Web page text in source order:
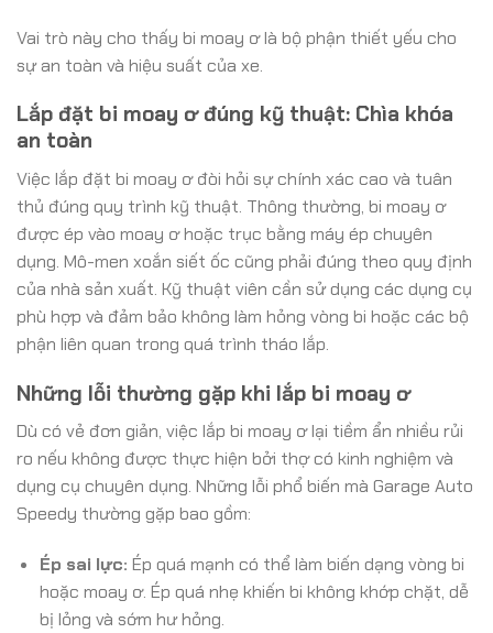
Vai trò này cho thấy bi moay ơ là bộ phận thiết yếu cho
sự an toàn và hiệu suất của xe.
Lắp đặt bi moay ơ đúng kỹ thuật: Chìa khóa
an toàn
Việc lắp đặt bi moay ơ đòi hỏi sự chính xác cao và tuân
thủ đúng quy trình kỹ thuật. Thông thường, bi moay ơ
được ép vào moay ơ hoặc trục bằng máy ép chuyên
dụng. Mô-men xoắn siết ốc cũng phải đúng theo quy định
của nhà sản xuất. Kỹ thuật viên cần sử dụng các dụng cụ
phù hợp và đảm bảo không làm hỏng vòng bi hoặc các bộ
phận liên quan trong quá trình tháo lắp.
Những lỗi thường gặp khi lắp bi moay ơ
Dù có vẻ đơn giản, việc lắp bi moay ơ lại tiềm ẩn nhiều rủi
ro nếu không được thực hiện bởi thợ có kinh nghiệm và
dụng cụ chuyên dụng. Những lỗi phổ biến mà Garage Auto
Speedy thường gặp bao gồm:
Ép sai lực: Ép quá mạnh có thể làm biến dạng vòng bi
hoặc moay ơ. Ép quá nhẹ khiến bi không khớp chặt, dễ
bị lỏng và sớm hư hỏng.